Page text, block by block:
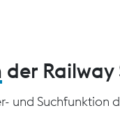
der
und Suchfunktion